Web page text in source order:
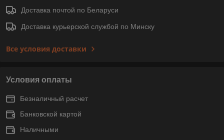
Доставка почтой по Беларуси
Доставка курьерской службой по Минску
Все условия доставки
Условия оплаты
Безналичный расчет
Банковской картой
Наличными